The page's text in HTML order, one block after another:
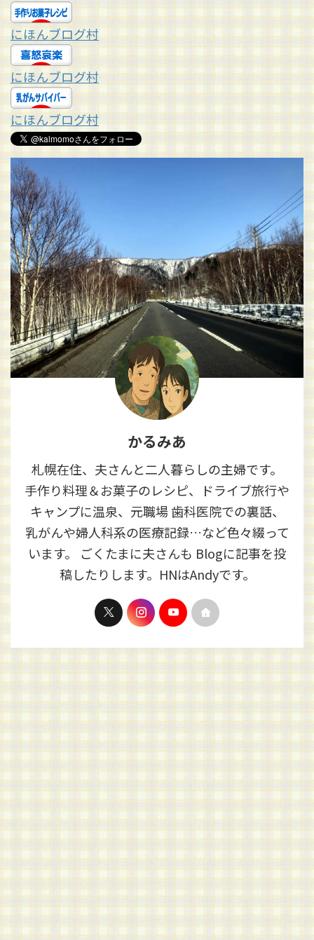
にほんブログ村
にほんブログ村
にほんブログ村
かるみあ
札幌在住、夫さんと二人暮らしの主婦です。
手作り料理＆お菓子のレシピ、ドライブ旅行や
キャンプに温泉、元職場 歯科医院での裏話、
乳がんや婦人科系の医療記録…など色々綴って
います。 ごくたまに夫さんも Blogに記事を投
稿したりします。HNはAndyです。